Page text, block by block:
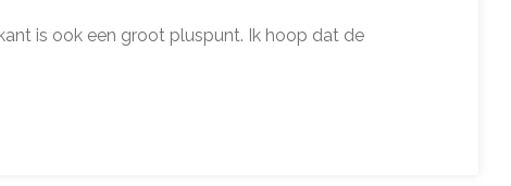
is ook een groot pluspunt. Ik hoop dat de